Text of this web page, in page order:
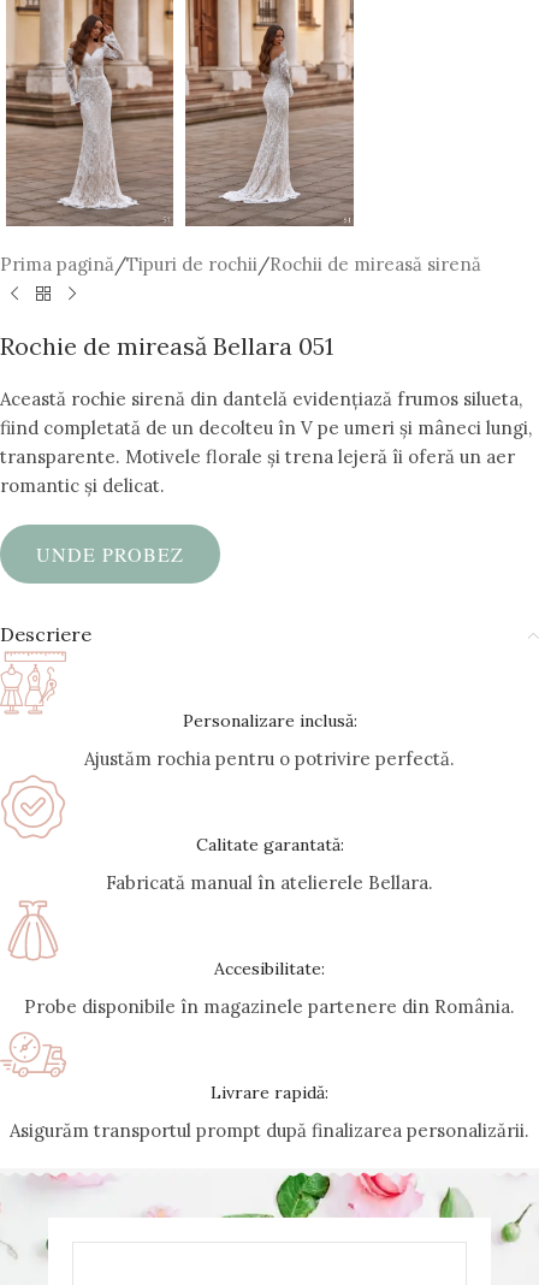
Prima pagină/Tipuri de rochii/Rochii de mireasă sirenă
Rochie de mireasă Bellara 051
Această rochie sirenă din dantelă evidențiază frumos silueta,
fiind completată de un decolteu în V pe umeri și mâneci lungi,
transparente. Motivele florale și trena lejeră îi oferă un aer
romantic și delicat.
UNDE PROBEZ
Descriere
Personalizare inclusă:
Ajustăm rochia pentru o potrivire perfectă.
Calitate garantată:
Fabricată manual în atelierele Bellara.
Accesibilitate:
Probe disponibile în magazinele partenere din România.
Livrare rapidă:
Asigurăm transportul prompt după finalizarea personalizării.